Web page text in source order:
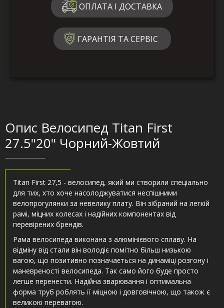
ОПЛАТА І ДОСТАВКА
ГАРАНТІЯ ТА СЕРВІС
Опис Велосипед Titan First
27.5"20" Чорний-Жовтий
Titan First 27,5 - велосипед, який ми створили спеціально
для тих, хто хоче насолоджуватися неспішними
велопрогулянки за невелику плату. Він зібраний на легкій
рамі, міцних колесах і надійних компонентах від
перевірених брендів.
Рама велосипеда виконана з алюмінієвого сплаву. На
відміну від стали він володіє помітно більш низькою
вагою, що позитивно позначається на динаміці розгону і
маневреності велосипеда. Так само його буде просто
легше перенести. Надійна зварювання і оптимальна
форма труб роблять її міцною і довговічною, що також є
великою перевагою.